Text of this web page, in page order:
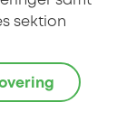
sektion